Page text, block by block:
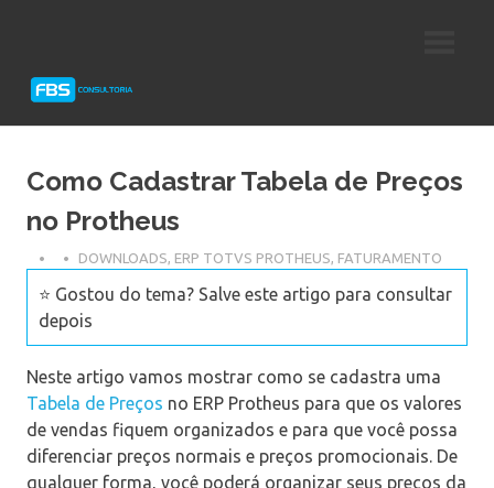
Protheus
Como Cadastrar Tabela de Preços
no Protheus
DOWNLOADS, ERP TOTVS PROTHEUS, FATURAMENTO
⭐ Gostou do tema? Salve este artigo para consultar
depois
Neste artigo vamos mostrar como se cadastra uma
Tabela de Preços no ERP Protheus para que os valores
de vendas fiquem organizados e para que você possa
diferenciar preços normais e preços promocionais. De
qualquer forma, você poderá organizar seus preços da